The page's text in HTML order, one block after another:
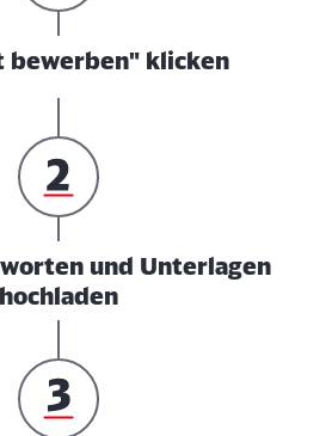
bewerben" klicken
und Unterlagen
hochladen